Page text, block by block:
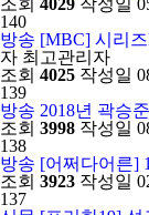
조회 4029 작성일
140
방송 [MBC] 시리
자 최고관리자
조회 4025 작성일
139
방송 2018년 곽승
조회 3998 작성일
138
방송 [어쩌다어른]
조회 3923 작성일
137